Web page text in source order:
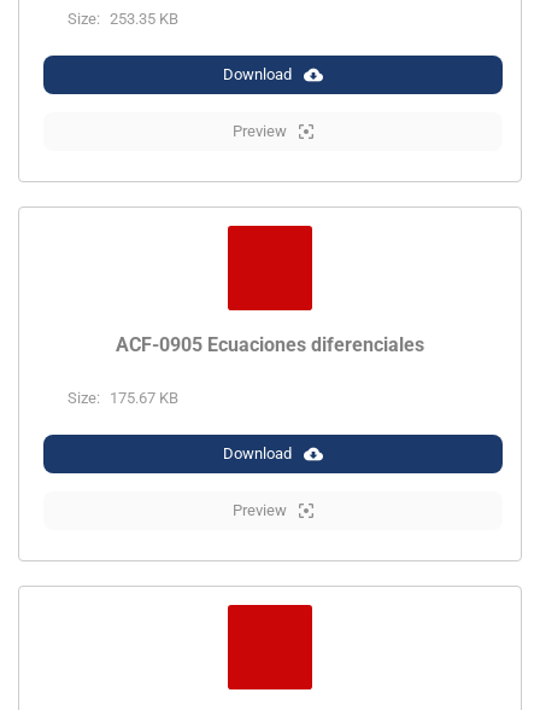
Size: 253.35 KB
Download
Preview
ACF-0905 Ecuaciones diferenciales
Size: 175.67 KB
Download
Preview